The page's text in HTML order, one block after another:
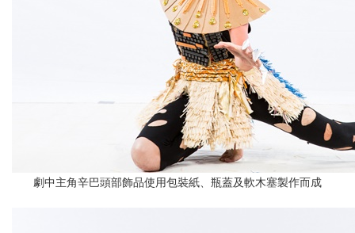
劇中主角辛巴頭部飾品使用包裝紙、瓶蓋及軟木塞製作而成